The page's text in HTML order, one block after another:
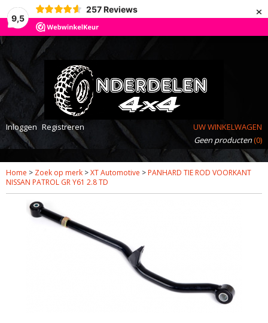
9,5
257 Reviews ×
Inloggen Registreren
UW WINKELWAGEN
Geen producten(0)
Home > Zoek op merk >XT Automotive > PANHARD TIE ROD VOORKANT
NISSAN PATROL GR Y61 2.8 TD